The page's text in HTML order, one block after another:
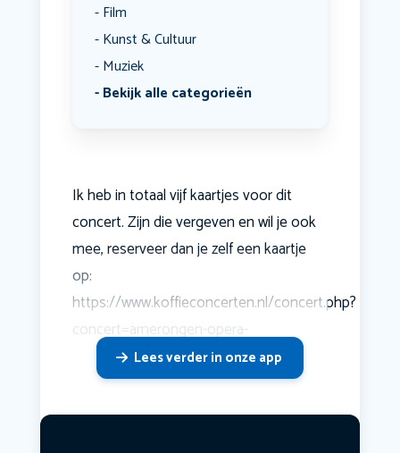
Film
Kunst & Cultuur
Muziek
Bekijk alle categorieën
Ik heb in totaal vijf kaartjes voor dit
concert. Zijn die vergeven en wil je ook
mee, reserveer dan je zelf een kaartje
op:
https://www.koffieconcerten.nl/concert.php?
concert=amerongen-opera-
Lees verder in onze app